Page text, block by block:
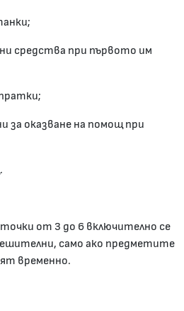
средства при първото им
за оказване на помощ при
от 3 до 6 включително се
само ако предметите
временно.